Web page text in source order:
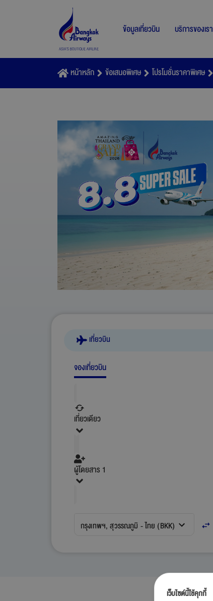
ข้อมูลเที่ยวบิน บริการของเรา
หน้าหลัก ข้อเสนอพิเศษ โปรโมชั่นราคาพิเศษ
เที่ยวบิน
จองเที่ยวบิน
เที่ยวเดียว
ผู้โดยสาร 1
กรุงเทพฯ, สุวรรณภูมิ - ไทย (BKK)
เว็บไซต์นี้ใช้คุกกี้